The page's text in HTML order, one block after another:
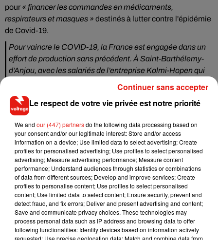
pour « financer les commandes en médicaments,
respirateurs et masques » destinés à lutter contre l'épidémie
de Covid-19.
Pour vaincre le COVID-19, la France est engagée dans un
effort de production sans précédent. À Saint-Barthélemy-
d’Anjou, avec les salariés de l’entreprise Kolmi-Hopen qui
— Emmanuel Macron (@EmmanuelMacron)
March 31,
2020
Par ailleurs,un consortium composé de quatre grands
groupes industrielss'est créé avec l'objectif de fabriquer
« d'ici mi-mai 10.000 respirateurs »pour équiper les hôpitaux
débordés par les cas grave de malade contaminés par le
coronavirus. Mené par Air Liquide, il est composé du
spécialiste des équipements électriques Schneider Electric,
de l'équipementier automobile Valéo et du constructeur
PSA, a précisé le président de la République. Emmanuel
Macron a également remercié« la deuxième ligne »,les
Le respect de votre vie privée est notre priorité
We and our (447) partnersdo the following data processing based on
your consent and/or our legitimate interest: Store and/or access
information on a device; Use limited data to select advertising; Create
profiles for personalised advertising; Use profiles to select personalised
advertising; Measure advertising performance; Measure content
performance; Understand audiences through statistics or combinations
of data from different sources; Develop and improve services; Create
profiles to personalise content; Use profiles to select personalised
content; Use limited data to select content; Ensure security, prevent and
detect fraud, and fix errors; Deliver and present advertising and content;
Save and communicate privacy choices. These technologies may
process personal data such as IP address and browsing data to offer
following functionalities: Identify devices based on information actively
requested; Use precise geolocation data; Match and combine data from
Continuer sans accepter